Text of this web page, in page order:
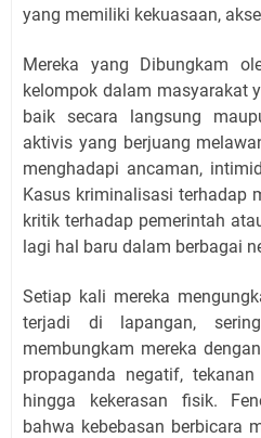
yang memiliki kekuasaan,
Mereka yang Dibungkam
kelompok dalam masyarakat
baik secara langsung
aktivis yang berjuang
menghadapi ancaman,
Kasus kriminalisasi terhadap
kritik terhadap pemerintah
lagi hal baru dalam berbagai
Setiap kali mereka
terjadi di lapangan,
membungkam mereka
propaganda negatif,
hingga kekerasan fisik.
bahwa kebebasan berbicara